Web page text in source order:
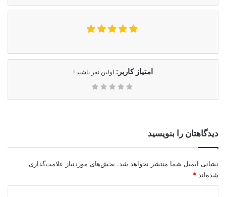
امتیاز کاربر: اولین نفر باشید !
دیدگاهتان را بنویسید
نشانی ایمیل شما منتشر نخواهد شد. بخش‌های موردنیاز علامت‌گذاری
شده‌اند *